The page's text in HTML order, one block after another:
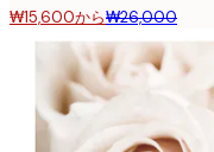
₩15,600から₩26,000